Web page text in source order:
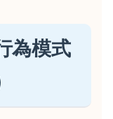
為模式